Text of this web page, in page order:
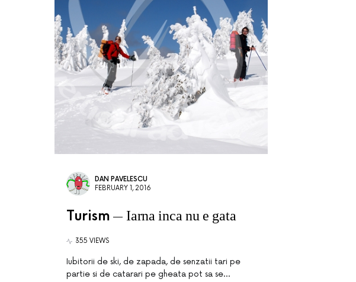
DAN PAVELESCU
FEBRUARY 1, 2016
Turism Iarna inca nu e gata
355 VIEWS
Iubitorii de ski, de zapada, de senzatii tari pe
partie si de catarari pe gheata pot sa se…